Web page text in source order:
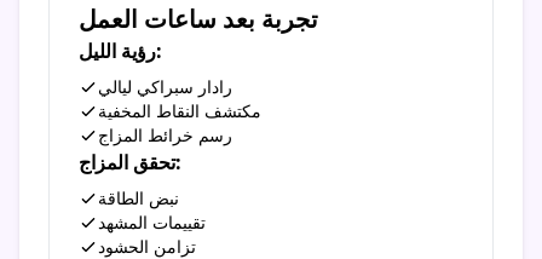
تجربة بعد ساعات العمل
رؤية الليل:
رادار سبراكي ليالي
مكتشف النقاط المخفية
رسم خرائط المزاج
تحقق المزاج:
نبض الطاقة
تقييمات المشهد
تزامن الحشود